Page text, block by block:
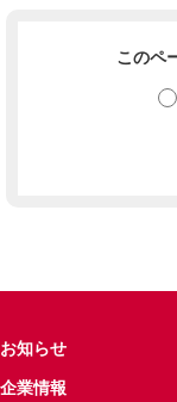
このペ
お知らせ
企業情報